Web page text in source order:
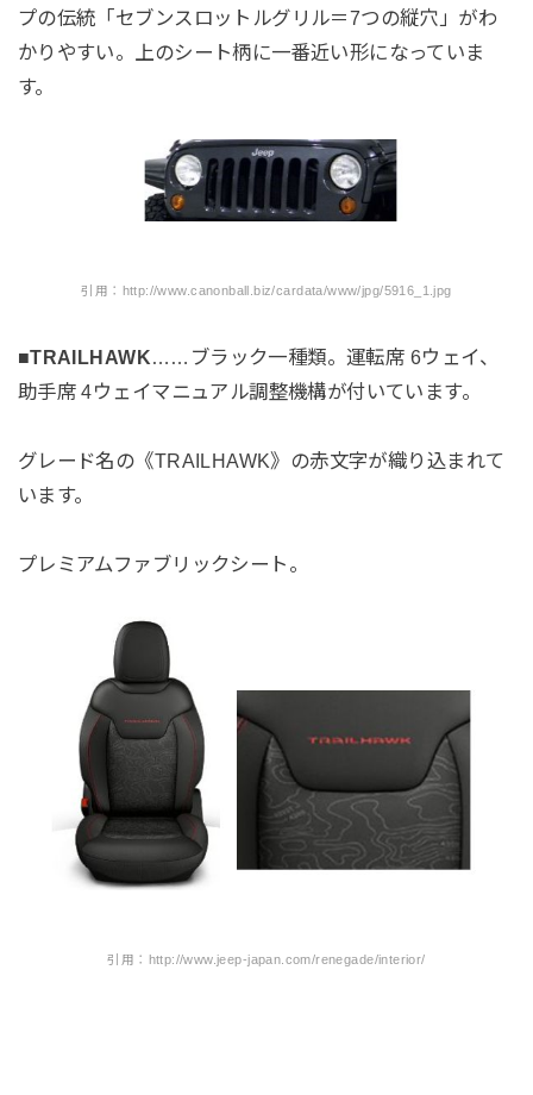
プの伝統「セブンスロットルグリル＝7つの縦穴」がわ
かりやすい。上のシート柄に一番近い形になっていま
す。
引用：http://www.canonball.biz/cardata/www/jpg/5916_1.jpg
■TRAILHAWK……ブラック一種類。運転席 6ウェイ、
助手席 4ウェイマニュアル調整機構が付いています。
グレード名の《TRAILHAWK》の赤文字が織り込まれて
います。
プレミアムファブリックシート。
引用：http://www.jeep-japan.com/renegade/interior/